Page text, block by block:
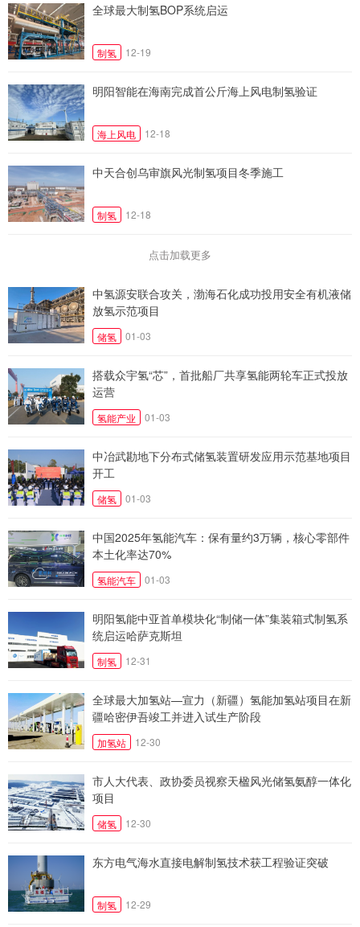
全球最大制氢BOP系统启运
制氢 12-19
明阳智能在海南完成首公斤海上风电制氢验证
海上风电 12-18
中天合创乌审旗风光制氢项目冬季施工
制氢 12-18
点击加载更多
中氢源安联合攻关，渤海石化成功投用安全有机液储
放氢示范项目
储氢 01-03
搭载众宇氢“芯”，首批船厂共享氢能两轮车正式投放
运营
氢能产业 01-03
中冶武勘地下分布式储氢装置研发应用示范基地项目
开工
储氢 01-03
中国2025年氢能汽车：保有量约3万辆，核心零部件
本土化率达70%
氢能汽车 01-03
明阳氢能中亚首单模块化“制储一体”集装箱式制氢系
统启运哈萨克斯坦
制氢 12-31
全球最大加氢站—宣力（新疆）氢能加氢站项目在新
疆哈密伊吾竣工并进入试生产阶段
加氢站 12-30
市人大代表、政协委员视察天楹风光储氢氨醇一体化
项目
储氢 12-30
东方电气海水直接电解制氢技术获工程验证突破
制氢 12-29